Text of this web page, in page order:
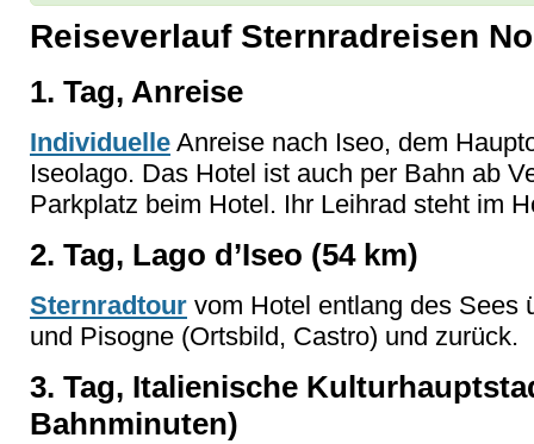
Reiseverlauf Sternradreisen
1. Tag, Anreise
Individuelle Anreise nach Iseo, dem
Iseolago. Das Hotel ist auch per Bahn ab
Parkplatz beim Hotel. Ihr Leihrad steht im
2. Tag, Lago d’Iseo (54 km)
Sternradtour vom Hotel entlang des Sees
und Pisogne (Ortsbild, Castro) und zurück.
3. Tag, Italienische
Bahnminuten)